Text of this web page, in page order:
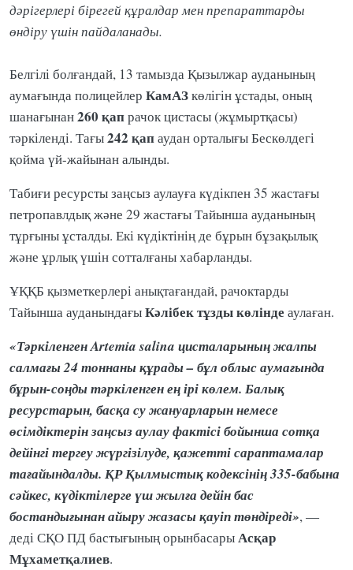
дәрігерлері бірегей құралдар мен препараттарды
өндіру үшін пайдаланады.
Белгілі болғандай, 13 тамызда Қызылжар ауданының
аумағында полицейлер КамАЗкөлігін ұстады, оның
шанағынан260 қапрачок цистасы (жұмыртқасы)
тәркіленді. Тағы242 қапаудан орталығы Бескөлдегі
қойма үй-жайынан алынды.
Табиғи ресурсты заңсыз аулауға күдікпен 35 жастағы
петропавлдық және 29 жастағы Тайынша ауданының
тұрғыны ұсталды. Екі күдіктінің де бұрын бұзақылық
және ұрлық үшін сотталғаны хабарланды.
ҰҚҚБ қызметкерлері анықтағандай, рачоктарды
Тайынша ауданындағыКәлібек тұзды көлінде аулаған.
«Тәркіленген Artemia salina цисталарының жалпы
салмағы 24 тоннаны құрады – бұл облыс аумағында
бұрын-соңды тәркіленген ең ірі көлем. Балық
ресурстарын, басқа су жануарларын немесе
өсімдіктерін заңсыз аулау фактісі бойынша сотқа
дейінгі тергеу жүргізілуде, қажетті сараптамалар
тағайындалды. ҚР Қылмыстық кодексінің 335-бабына
сәйкес, күдіктілерге үш жылға дейін бас
бостандығынан айыру жазасы қауіп төндіреді», —
деді СҚО ПД бастығының орынбасарыАсқар
Мұхаметқалиев.